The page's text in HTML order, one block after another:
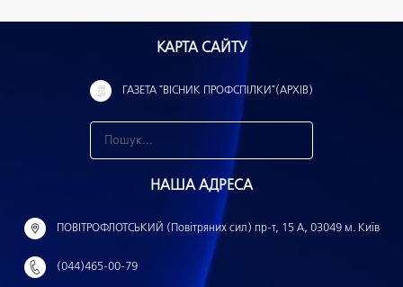
КАРТА САЙТУ
ГАЗЕТА "ВІСНИК ПРОФСПІЛКИ"(АРХІВ)
н
й
НАША АДРЕСА
ПОВІТРОФЛОТСЬКИЙ (Повітряних сил) пр-т, 15 А, 03049 м. Київ
(044)465-00-79